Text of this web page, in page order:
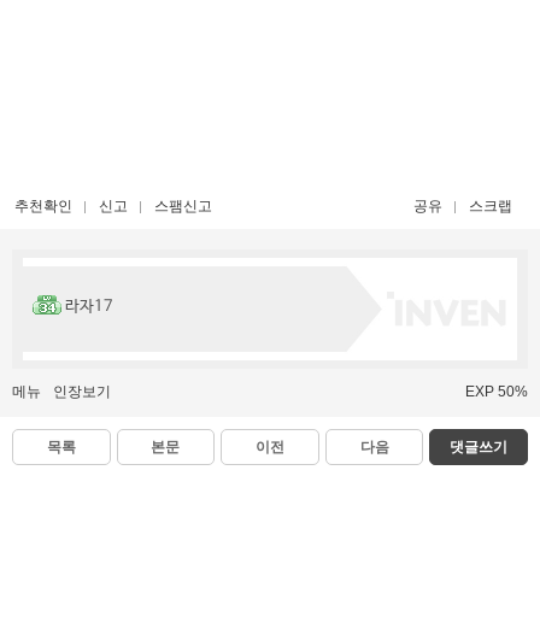
추천확인 신고 스팸신고 공유 스크랩
라자17
메뉴 인장보기 EXP 50%
목록 본문 이전 다음 댓글쓰기